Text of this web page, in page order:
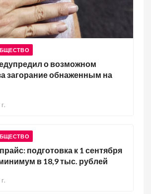
о возможном
загорание обнаженным на
подготовка к 1 сентября
в 18,9 тыс. рублей